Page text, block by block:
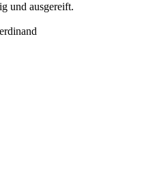
und ausgereift.